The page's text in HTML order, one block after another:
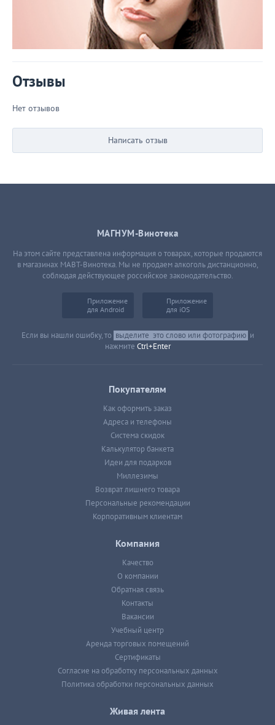
Отзывы
Нет отзывов
Написать отзыв
МАГНУМ-Винотека
На этом сайте представлена информация о товарах, которые продаются
в магазинах МАВТ-Винотека. Мы не продаем алкоголь дистанционно,
соблюдая действующее российское законодательство.
Приложение
для Android
Приложение
для iOS
Если вы нашли ошибку, то выделите это слово или фотографию и
нажмите Ctrl+Enter
Покупателям
Как оформить заказ
Адреса и телефоны
Система скидок
Калькулятор банкета
Идеи для подарков
Миллезимы
Возврат лишнего товара
Персональные рекомендации
Корпоративным клиентам
Компания
Качество
О компании
Обратная связь
Контакты
Вакансии
Учебный центр
Аренда торговых помещений
Сертификаты
Согласие на обработку персональных данных
Политика обработки персональных данных
Живая лента